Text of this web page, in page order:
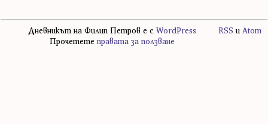
RSS и Atom
Дневникът на Филип Петров е сWordPress
Прочететеправата за ползване